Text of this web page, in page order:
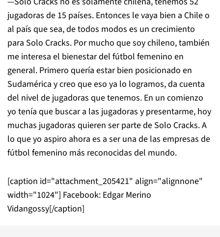
jugadoras de 15 países. Entonces le vaya bien a Chile o
al país que sea, de todos modos es un crecimiento
para Solo Cracks. Por mucho que soy chileno, también
me interesa el bienestar del fútbol femenino en
general. Primero quería estar bien posicionado en
Sudamérica y creo que eso ya lo logramos, da cuenta
del nivel de jugadoras que tenemos. En un comienzo
yo tenía que buscar a las jugadoras y presentarme, hoy
muchas jugadoras quieren ser parte de Solo Cracks. A
lo que yo aspiro ahora es a ser una de las empresas de
fútbol femenino más reconocidas del mundo.
[caption id="attachment_205421" align="alignnone"
width="1024"] Facebook: Edgar Merino
Vidangossy[/caption]